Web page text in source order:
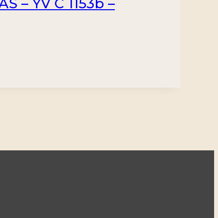
– YV C 1153b –